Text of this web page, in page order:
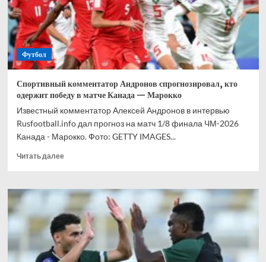
финала
ЧМ-2026
Футбол
Спортивный комментатор Андронов спрогнозировал, кто
одержит победу в матче Канада — Марокко
Известный комментатор Алексей Андронов в интервью
Rusfootball.info дал прогноз на матч 1/8 финала ЧМ-2026
Канада - Марокко. Фото: GETTY IMAGES...
Читать далееПрочитать
Спортивный
комментатор
Андронов
спрогнозировал,
кто
одержит
победу